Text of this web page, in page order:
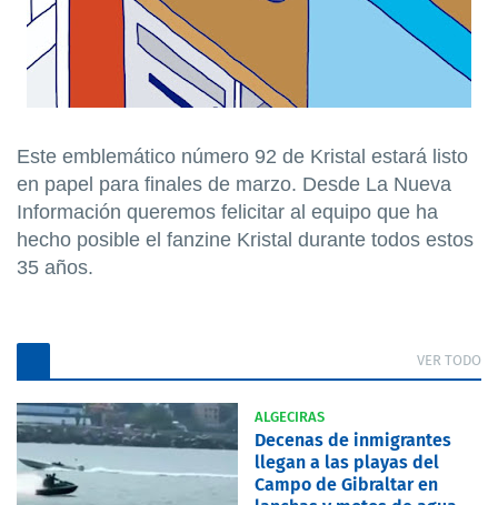
Este emblemático número 92 de Kristal estará listo
en papel para finales de marzo. Desde La Nueva
Información queremos felicitar al equipo que ha
hecho posible el fanzine Kristal durante todos estos
35 años.
VER TODO
ALGECIRAS
Decenas de inmigrantes
llegan a las playas del
Campo de Gibraltar en